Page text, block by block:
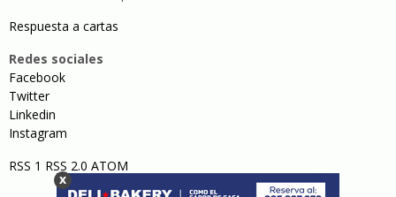
Respuesta a cartas
Redes sociales
Facebook
Twitter
Linkedin
Instagram
RSS 1 RSS 2.0 ATOM
x